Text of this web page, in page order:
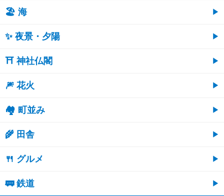
🏖 海
✨ 夜景・夕陽
⛩ 神社仏閣
🎆 花火
🏘 町並み
🌾 田舎
🍴 グルメ
🚃 鉄道